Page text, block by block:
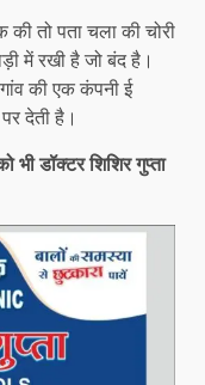
तो पता चला की चोरी
में रखी है जो बंद है।
की एक कंपनी ई
देती है।
भी डॉक्टर शिशिर गुप्ता